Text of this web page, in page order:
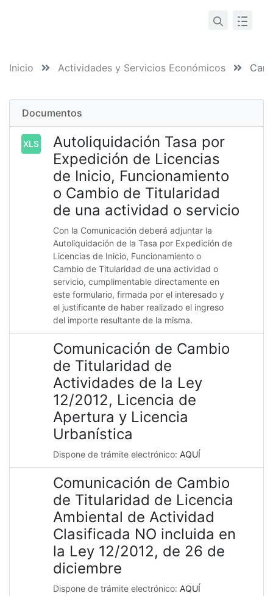
Inicio Actividades y Servicios Económicos
Documentos
XLS
Autoliquidación Tasa por
Expedición de Licencias
de Inicio, Funcionamiento
o Cambio de Titularidad
de una actividad o servicio
Con la Comunicación deberá adjuntar la
Autoliquidación de la Tasa por Expedición de
Licencias de Inicio, Funcionamiento o
Cambio de Titularidad de una actividad o
servicio, cumplimentable directamente en
este formulario, firmada por el interesado y
el justificante de haber realizado el ingreso
del importe resultante de la misma.
Comunicación de Cambio
de Titularidad de
Actividades de la Ley
12/2012, Licencia de
Apertura y Licencia
Urbanística
Dispone de trámite electrónico: AQUÍ
Comunicación de Cambio
de Titularidad de Licencia
Ambiental de Actividad
Clasificada NO incluida en
la Ley 12/2012, de 26 de
diciembre
Dispone de trámite electrónico: AQUÍ